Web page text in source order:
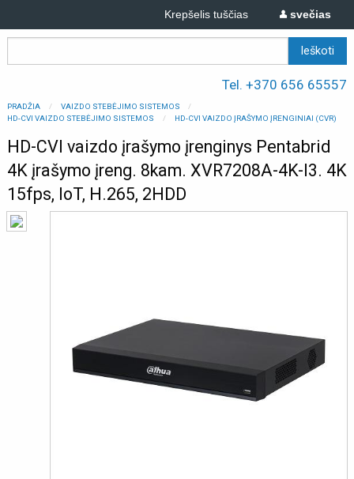
svečias
Krepšelis tuščias
Tel. +370 656 65557
PRADŽIA
VAIZDO STEBĖJIMO SISTEMOS
HD-CVI VAIZDO STEBĖJIMO SISTEMOS
HD-CVI VAIZDO ĮRAŠYMO ĮRENGINIAI (CVR)
HD-CVI vaizdo įrašymo įrenginys Pentabrid
4K įrašymo įreng. 8kam. XVR7208A-4K-I3. 4K
15fps, IoT, H.265, 2HDD